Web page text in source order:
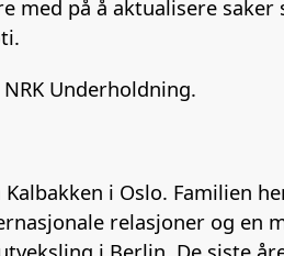
med på å aktualisere
Underholdning.
i Oslo. Familien
relasjoner og en